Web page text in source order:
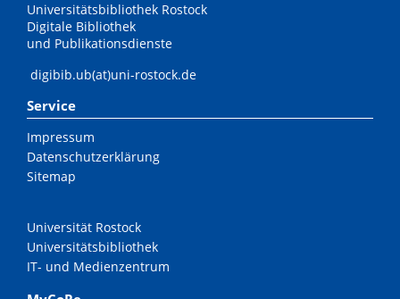
Universitätsbibliothek Rostock
Digitale Bibliothek
und Publikationsdienste
digibib.ub(at)uni-rostock.de
Service
Impressum
Datenschutzerklärung
Sitemap
Universität Rostock
Universitätsbibliothek
IT- und Medienzentrum